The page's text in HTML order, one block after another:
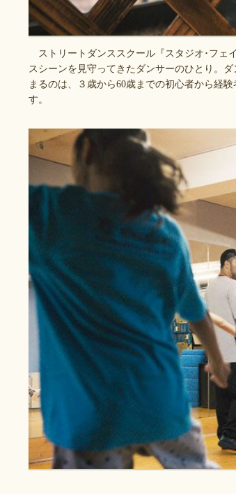
ストリートダンススクール『スタジオ･フェ
スシーンを見守ってきたダンサーのひとり。
まるのは、３歳から60歳までの初心者から経
す。